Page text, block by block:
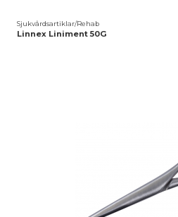
Sjukvårdsartiklar/Rehab
Linnex Liniment 50G